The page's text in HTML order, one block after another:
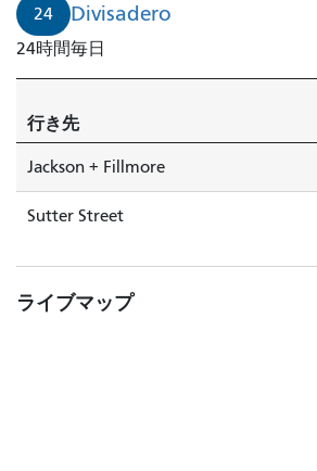
24 Divisadero
24時間毎日
行き先
Jackson + Fillmore
Sutter Street
ライブマップ